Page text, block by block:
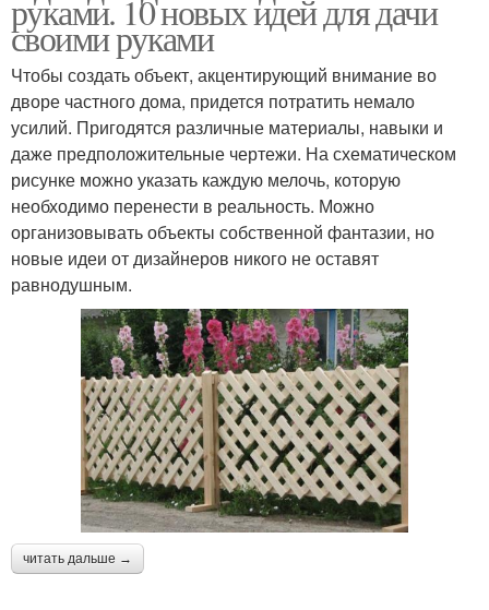
руками. 10 новых идей для дачи
своими руками
Чтобы создать объект, акцентирующий внимание во
дворе частного дома, придется потратить немало
усилий. Пригодятся различные материалы, навыки и
даже предположительные чертежи. На схематическом
рисунке можно указать каждую мелочь, которую
необходимо перенести в реальность. Можно
организовывать объекты собственной фантазии, но
новые идеи от дизайнеров никого не оставят
равнодушным.
читать дальше →